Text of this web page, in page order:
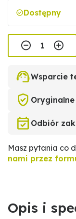
Dostępny
Wsparcie
Oryginalne
Odbiór
Masz pytania co
nami przez
Opis i